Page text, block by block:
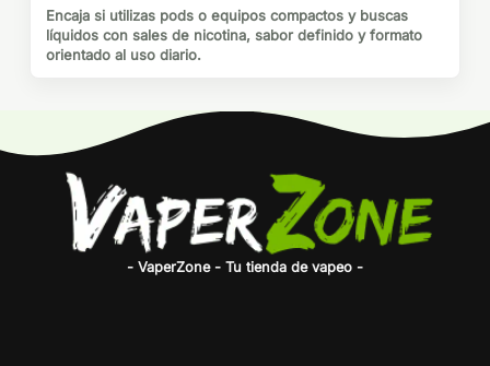
Encaja si utilizas pods o equipos compactos y buscas
líquidos con sales de nicotina, sabor definido y formato
orientado al uso diario.
- VaperZone - Tu tienda de vapeo -